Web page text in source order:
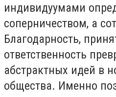
индивидуумами
соперничеством, а
Благодарность,
ответственность
абстрактных идей в
общества. Именно